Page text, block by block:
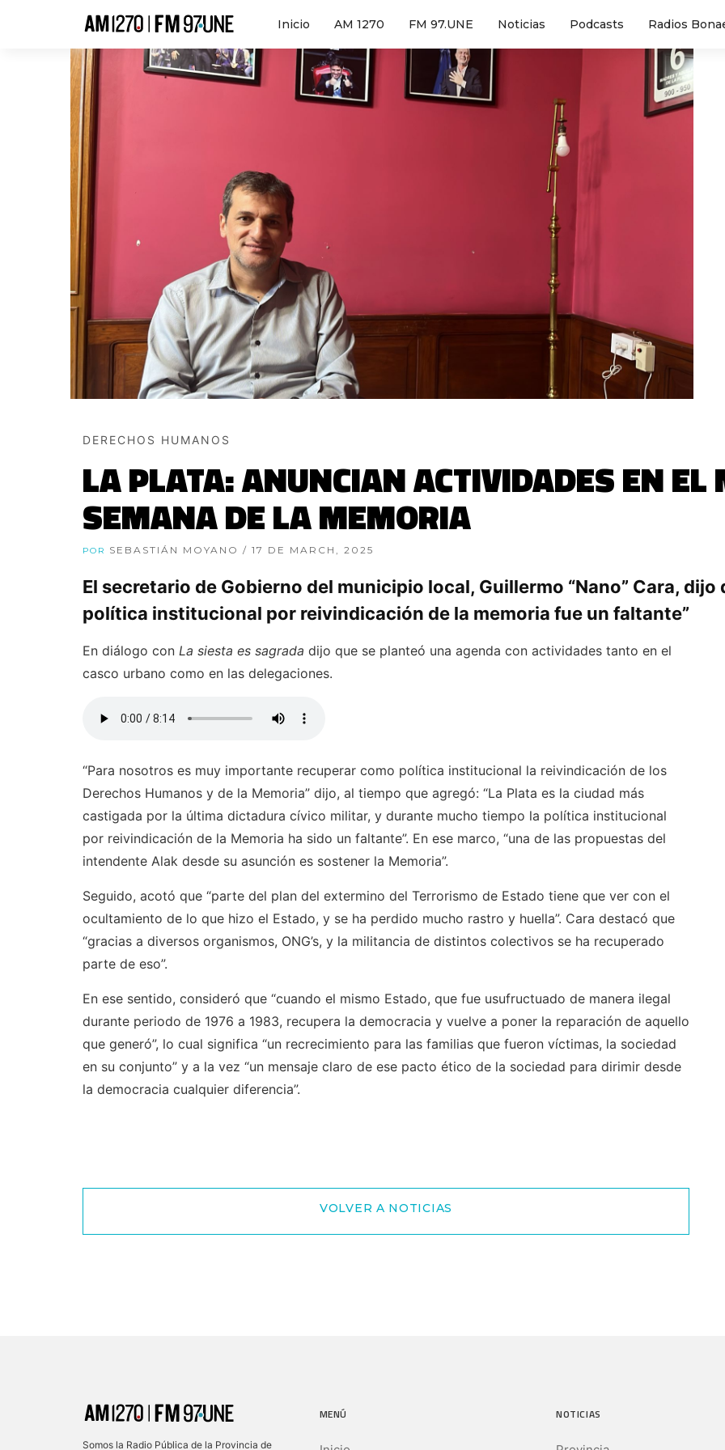
Inicio AM 1270 FM 97.UNE Noticias Podcasts Radios
DERECHOS HUMANOS
LA PLATA: ANUNCIAN ACTIVIDADES EN EL
SEMANA DE LA MEMORIA
POR SEBASTIÁN MOYANO / 17 DE MARCH, 2025
El secretario de Gobierno del municipio local, Guillermo “Nano” Cara,
política institucional por reivindicación de la memoria fue un faltante”
En diálogo con La siesta es sagrada dijo que se planteó una agenda con actividades tanto en el
casco urbano como en las delegaciones.
“Para nosotros es muy importante recuperar como política institucional la reivindicación de los
Derechos Humanos y de la Memoria” dijo, al tiempo que agregó: “La Plata es la ciudad más
castigada por la última dictadura cívico militar, y durante mucho tiempo la política institucional
por reivindicación de la Memoria ha sido un faltante”. En ese marco, “una de las propuestas del
intendente Alak desde su asunción es sostener la Memoria”.
Seguido, acotó que “parte del plan del extermino del Terrorismo de Estado tiene que ver con el
ocultamiento de lo que hizo el Estado, y se ha perdido mucho rastro y huella”. Cara destacó que
“gracias a diversos organismos, ONG’s, y la militancia de distintos colectivos se ha recuperado
parte de eso”.
En ese sentido, consideró que “cuando el mismo Estado, que fue usufructuado de manera ilegal
durante periodo de 1976 a 1983, recupera la democracia y vuelve a poner la reparación de aquello
que generó”, lo cual significa “un recrecimiento para las familias que fueron víctimas, la sociedad
en su conjunto” y a la vez “un mensaje claro de ese pacto ético de la sociedad para dirimir desde
la democracia cualquier diferencia”.
VOLVER A NOTICIAS
Somos la Radio Pública de la Provincia de
MENÚ NOTICIAS